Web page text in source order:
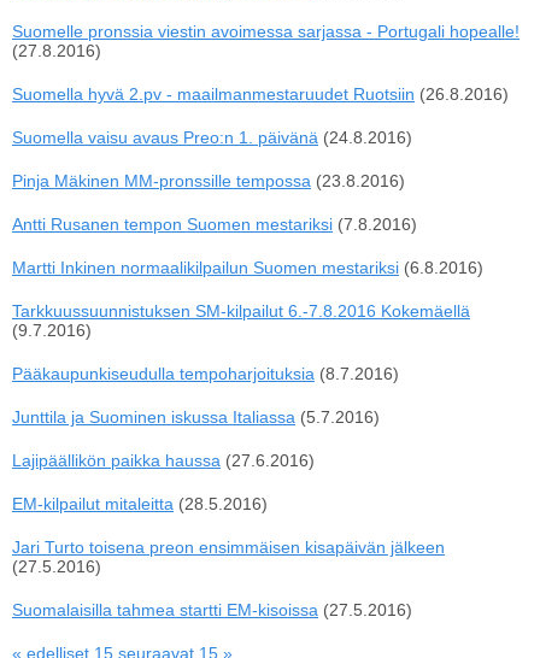
Suomelle pronssia viestin avoimessa sarjassa - Portugali hopealle!
(27.8.2016)
Suomella hyvä 2.pv - maailmanmestaruudet Ruotsiin (26.8.2016)
Suomella vaisu avaus Preo:n 1. päivänä (24.8.2016)
Pinja Mäkinen MM-pronssille tempossa (23.8.2016)
Antti Rusanen tempon Suomen mestariksi (7.8.2016)
Martti Inkinen normaalikilpailun Suomen mestariksi (6.8.2016)
Tarkkuussuunnistuksen SM-kilpailut 6.-7.8.2016 Kokemäellä
(9.7.2016)
Pääkaupunkiseudulla tempoharjoituksia (8.7.2016)
Junttila ja Suominen iskussa Italiassa (5.7.2016)
Lajipäällikön paikka haussa (27.6.2016)
EM-kilpailut mitaleitta (28.5.2016)
Jari Turto toisena preon ensimmäisen kisapäivän jälkeen
(27.5.2016)
Suomalaisilla tahmea startti EM-kisoissa (27.5.2016)
« edelliset 15 seuraavat 15 »